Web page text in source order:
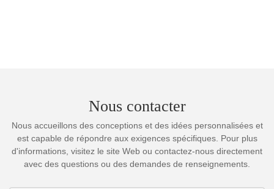
Nous contacter
Nous accueillons des conceptions et des idées personnalisées et
est capable de répondre aux exigences spécifiques. Pour plus
d'informations, visitez le site Web ou contactez-nous directement
avec des questions ou des demandes de renseignements.